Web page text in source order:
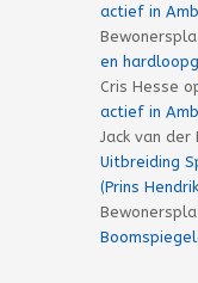
actief in
en
Cris Hesse
actief in
Jack van der
Uitbreiding
(Prins